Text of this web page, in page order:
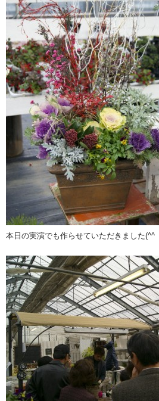
本日の実演でも作らせていただきました(^^ゞ